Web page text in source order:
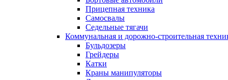
Прицепная техника
Самосвалы
Седельные тягачи
Коммунальная и дорожно-строительная
Бульдозеры
Грейдеры
Катки
Краны манипуляторы